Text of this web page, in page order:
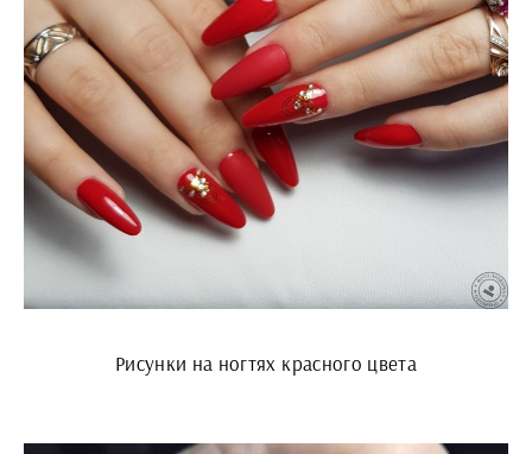
Рисунки на ногтях красного цвета